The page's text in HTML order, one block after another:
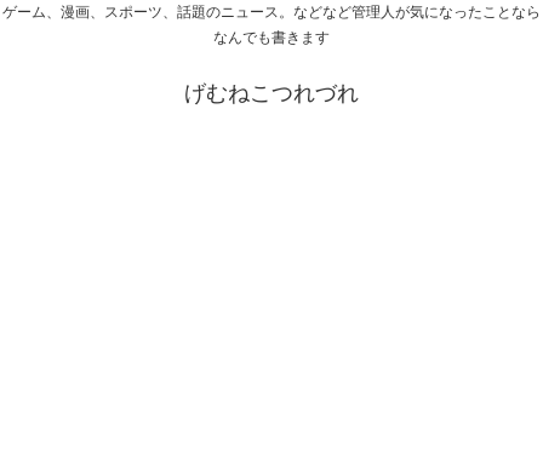
ゲーム、漫画、スポーツ、話題のニュース。などなど管理人が気になったことなら
なんでも書きます
げむねこつれづれ